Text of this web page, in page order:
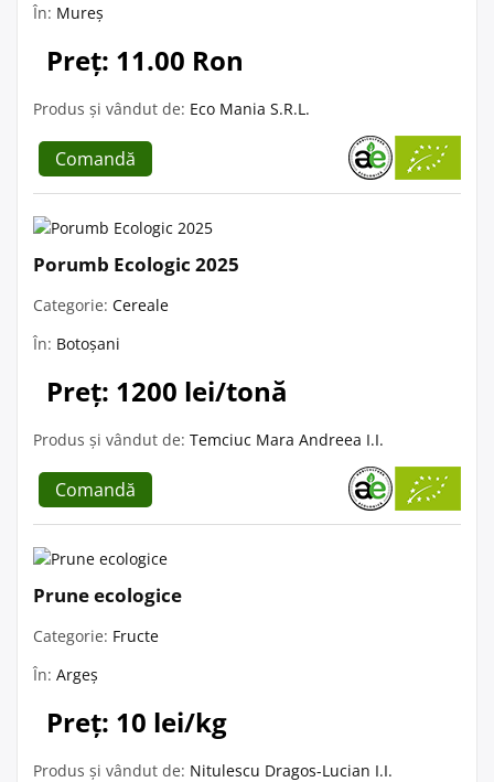
În: Mureș
Preț: 11.00 Ron
Produs și vândut de: Eco Mania S.R.L.
Comandă
Porumb Ecologic 2025
Categorie: Cereale
În: Botoșani
Preț: 1200 lei/tonă
Produs și vândut de: Temciuc Mara Andreea I.I.
Comandă
Prune ecologice
Categorie: Fructe
În: Argeș
Preț: 10 lei/kg
Produs și vândut de: Nitulescu Dragos-Lucian I.I.